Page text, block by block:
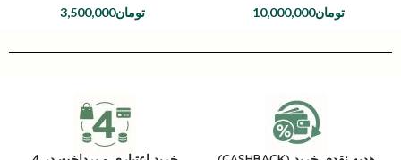
تومان10,000,000 تومان3,500,000